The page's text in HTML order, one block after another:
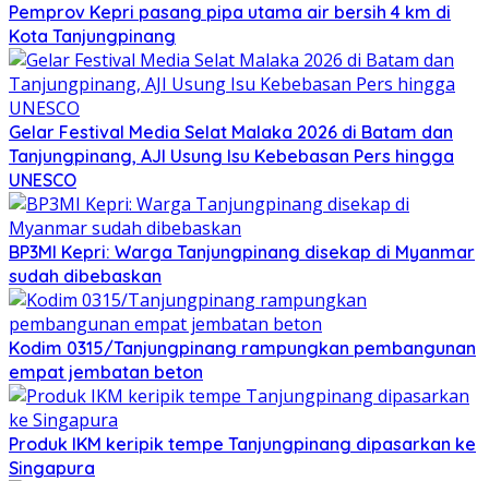
Pemprov Kepri pasang pipa utama air bersih 4 km di
Kota Tanjungpinang
Gelar Festival Media Selat Malaka 2026 di Batam dan
Tanjungpinang, AJI Usung Isu Kebebasan Pers hingga
UNESCO
BP3MI Kepri: Warga Tanjungpinang disekap di Myanmar
sudah dibebaskan
Kodim 0315/Tanjungpinang rampungkan pembangunan
empat jembatan beton
Produk IKM keripik tempe Tanjungpinang dipasarkan ke
Singapura